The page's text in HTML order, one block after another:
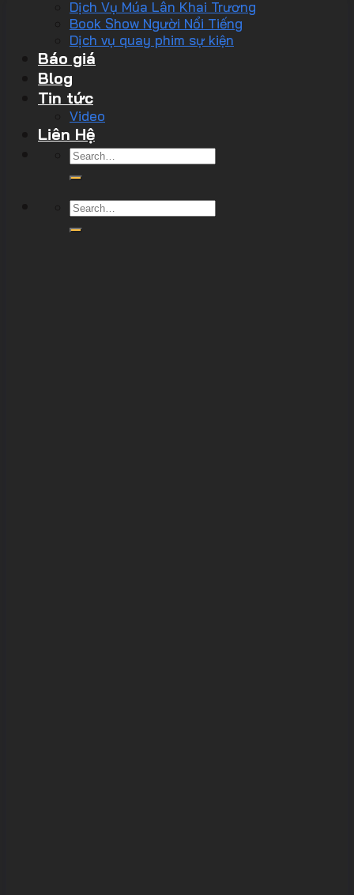
Dịch Vụ Múa Lân Khai Trương
Book Show Người Nổi Tiếng
Dịch vụ quay phim sự kiện
Báo giá
Blog
Tin tức
Video
Liên Hệ